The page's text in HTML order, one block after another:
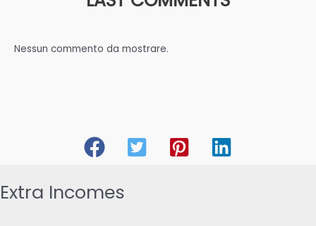
Nessun commento da mostrare.
Extra Incomes